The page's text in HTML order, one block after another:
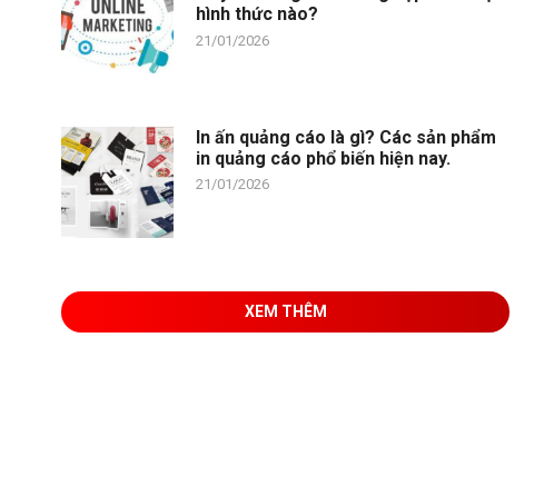
hình thức nào?
21/01/2026
In ấn quảng cáo là gì? Các sản phẩm
in quảng cáo phổ biến hiện nay.
21/01/2026
XEM THÊM